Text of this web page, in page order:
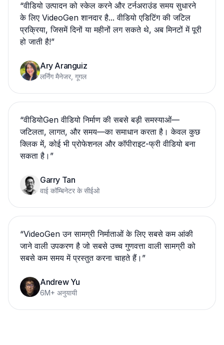
“वीडियो उत्पादन को स्केल करने और टर्नअराउंड समय सुधारने
के लिए VideoGen शानदार है... वीडियो एडिटिंग की जटिल
प्रक्रिया, जिसमें दिनों या महीनों लग सकते थे, अब मिनटों में पूरी
हो जाती है!”
Ary Aranguiz
लर्निंग मैनेजर, गूगल
“वीडियोGen वीडियो निर्माण की सबसे बड़ी समस्याओं—
जटिलता, लागत, और समय—का समाधान करता है। केवल कुछ
क्लिक में, कोई भी प्रोफेशनल और कॉपीराइट-फ्री वीडियो बना
सकता है। ”
Garry Tan
वाई कॉम्बिनेटर के सीईओ
“VideoGen उन सामग्री निर्माताओं के लिए सबसे कम आंकी
जाने वाली उपकरण है जो सबसे उच्च गुणवत्ता वाली सामग्री को
सबसे कम समय में प्रस्तुत करना चाहते हैं। ”
Andrew Yu
6M+ अनुयायी